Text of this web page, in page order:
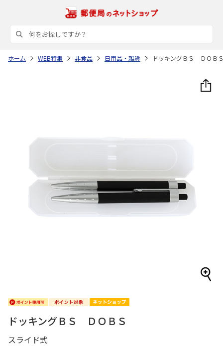
ホーム WEB特集 非食品 日用品・雑貨 ドッキングＢＳ ＤＯＢ
ドッキングＢＳ ＤＯＢＳ
スライド式